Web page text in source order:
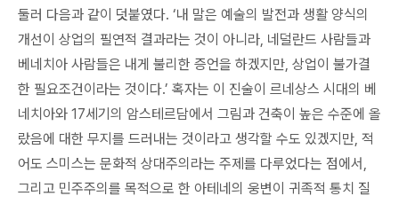
둘러 다음과 같이 덧붙였다. ‘내 말은 예술의 발전과 생활 양식의
개선이 상업의 필연적 결과라는 것이 아니라, 네덜란드 사람들과
베네치아 사람들은 내게 불리한 증언을 하겠지만, 상업이 불가결
한 필요조건이라는 것이다.’ 혹자는 이 진술이 르네상스 시대의 베
네치아와 17세기의 암스테르담에서 그림과 건축이 높은 수준에 올
랐음에 대한 무지를 드러내는 것이라고 생각할 수도 있겠지만, 적
어도 스미스는 문화적 상대주의라는 주제를 다루었다는 점에서,
그리고 민주주의를 목적으로 한 아테네의 웅변이 귀족적 통치 질